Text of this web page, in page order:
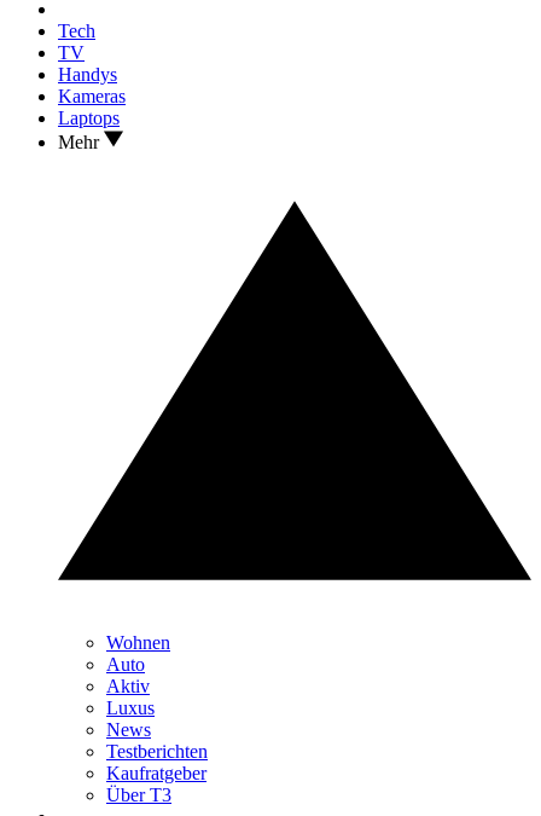
Tech
TV
Handys
Kameras
Laptops
Mehr
Wohnen
Auto
Aktiv
Luxus
News
Testberichten
Kaufratgeber
Über T3